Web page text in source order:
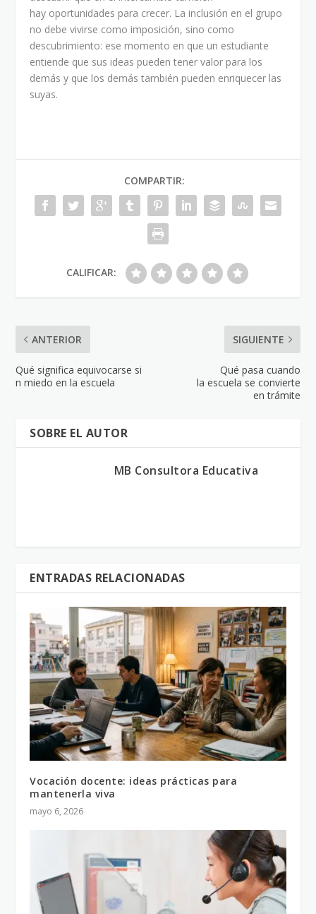
hay oportunidades para crecer. La inclusión en el grupo
no debe vivirse como imposición, sino como
descubrimiento: ese momento en que un estudiante
entiende que sus ideas pueden tener valor para los
demás y que los demás también pueden enriquecer las
suyas.
COMPARTIR:
CALIFICAR:
ANTERIOR
Qué significa equivocarse si
n miedo en la escuela
SIGUIENTE
Qué pasa cuando
la escuela se convierte
en trámite
SOBRE EL AUTOR
MB Consultora Educativa
ENTRADAS RELACIONADAS
Vocación docente: ideas prácticas para
mantenerla viva
mayo 6, 2026